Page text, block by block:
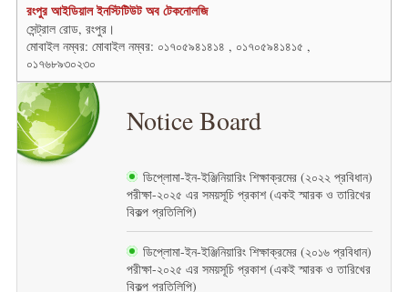
রংপুর আইডিয়াল ইনস্টিটিউট অব টেকনোলজি
সেন্ট্রাল রোড, রংপুর।
মোবাইল নম্বর: মোবাইল নম্বর: ০১৭০৫৯৪১৪১৪ , ০১৭০৫৯৪১৪১৫ ,
০১৭৬৮৯৩০২৩০
Notice Board
ডিপ্লোমা-ইন-ইঞ্জিনিয়ারিং শিক্ষাক্রমের (২০২২ প্রবিধান)
পরীক্ষা-২০২৫ এর সময়সূচি প্রকাশ (একই স্মারক ও তারিখের
বিকল্প প্রতিলিপি)
ডিপ্লোমা-ইন-ইঞ্জিনিয়ারিং শিক্ষাক্রমের (২০১৬ প্রবিধান)
পরীক্ষা-২০২৫ এর সময়সূচি প্রকাশ (একই স্মারক ও তারিখের
বিকল্প প্রতিলিপি)